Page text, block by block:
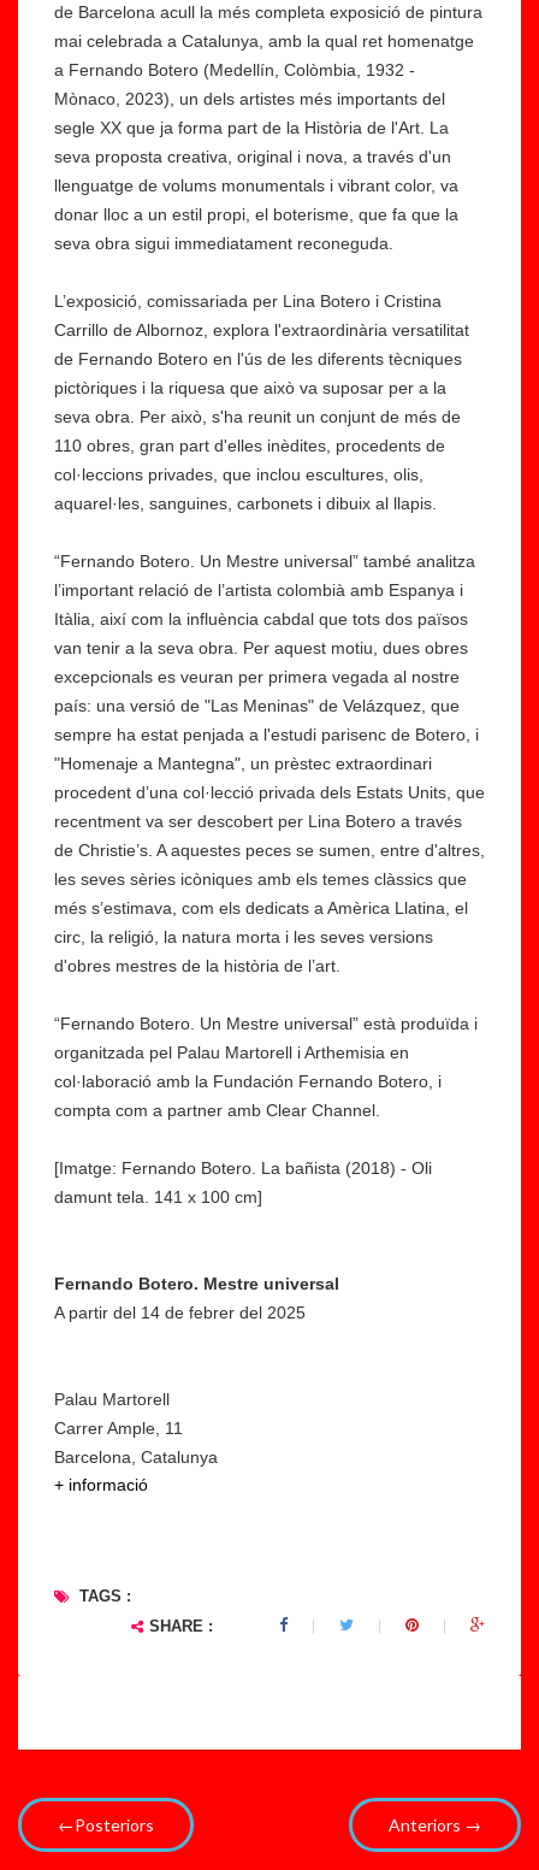
de Barcelona acull la més completa exposició de pintura
mai celebrada a Catalunya, amb la qual ret homenatge
a Fernando Botero (Medellín, Colòmbia, 1932 -
Mònaco, 2023), un dels artistes més importants del
segle XX que ja forma part de la Història de l'Art. La
seva proposta creativa, original i nova, a través d'un
llenguatge de volums monumentals i vibrant color, va
donar lloc a un estil propi, el boterisme, que fa que la
seva obra sigui immediatament reconeguda.
L’exposició, comissariada per Lina Botero i Cristina
Carrillo de Albornoz, explora l'extraordinària versatilitat
de Fernando Botero en l'ús de les diferents tècniques
pictòriques i la riquesa que això va suposar per a la
seva obra. Per això, s'ha reunit un conjunt de més de
110 obres, gran part d'elles inèdites, procedents de
col·leccions privades, que inclou escultures, olis,
aquarel·les, sanguines, carbonets i dibuix al llapis.
“Fernando Botero. Un Mestre universal” també analitza
l’important relació de l’artista colombià amb Espanya i
Itàlia, així com la influència cabdal que tots dos països
van tenir a la seva obra. Per aquest motiu, dues obres
excepcionals es veuran per primera vegada al nostre
país: una versió de "Las Meninas" de Velázquez, que
sempre ha estat penjada a l'estudi parisenc de Botero, i
"Homenaje a Mantegna", un prèstec extraordinari
procedent d’una col·lecció privada dels Estats Units, que
recentment va ser descobert per Lina Botero a través
de Christie’s. A aquestes peces se sumen, entre d'altres,
les seves sèries icòniques amb els temes clàssics que
més s’estimava, com els dedicats a Amèrica Llatina, el
circ, la religió, la natura morta i les seves versions
d'obres mestres de la història de l’art.
“Fernando Botero. Un Mestre universal” està produïda i
organitzada pel Palau Martorell i Arthemisia en
col·laboració amb la Fundación Fernando Botero, i
compta com a partner amb Clear Channel.
[Imatge: Fernando Botero. La bañista (2018) - Oli
damunt tela. 141 x 100 cm]
Fernando Botero. Mestre universal
A partir del 14 de febrer del 2025
Palau Martorell
Carrer Ample, 11
Barcelona, Catalunya
+ informació
TAGS :
SHARE :
←Posteriors Anteriors →